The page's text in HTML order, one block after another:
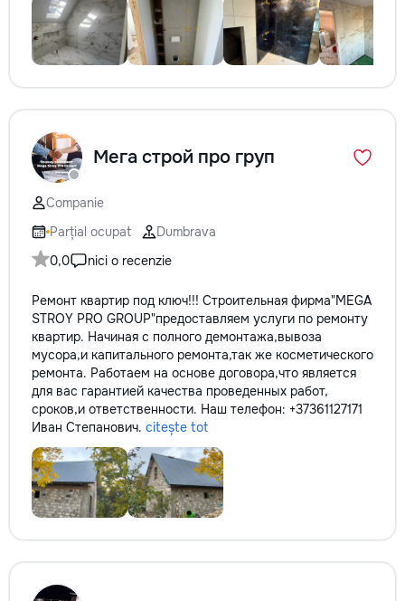
Мега строй про груп
Companie
Parțial ocupat
Dumbrava
0,0
nici o recenzie
Ремонт квартир под ключ!!! Строительная фирма"MEGA
STROY PRO GROUP"предоставляем услуги по ремонту
квартир. Начиная с полного демонтажа,вывоза
мусора,и капитального ремонта,так же косметического
ремонта. Работаем на основе договора,что является
для вас гарантией качества проведенных работ,
сроков,и ответственности. Наш телефон: +37361127171
Иван Степанович. citește tot